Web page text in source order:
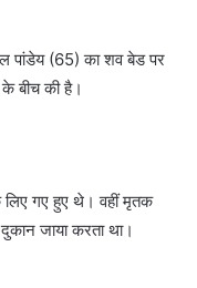
पांडेय (65) का शव बेड पर
बीच की है।
लिए गए हुए थे। वहीं मृतक
जाया करता था।